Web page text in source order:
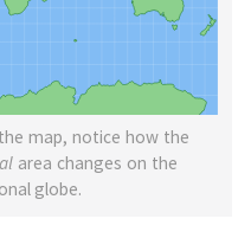
map, notice how the
area changes on the
globe.